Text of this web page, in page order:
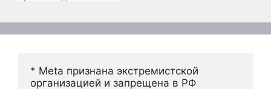
* Meta признана экстремистской
организацией и запрещена в РФ